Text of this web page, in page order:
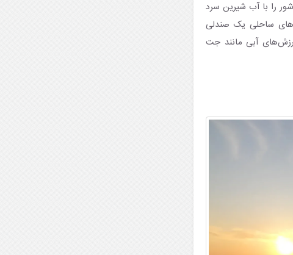
را با آب شیرین سرد
ساحلی یک صندلی
آبی مانند جت